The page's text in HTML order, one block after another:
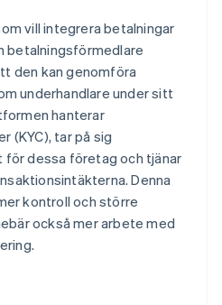
vill integrera betalningar
betalningsförmedlare
den kan genomföra
underhandlare under sitt
hanterar
(KYC), tar på sig
dessa företag och tjänar
Denna
kontroll och större
också mer arbete med